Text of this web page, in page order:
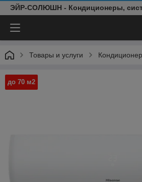
ЭЙР-СОЛЮШН - Кондиционеры,
Товары и услуги
до 70 м2